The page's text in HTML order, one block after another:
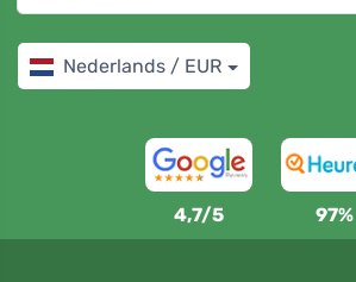
Nederlands / EUR
4,7/5 97%